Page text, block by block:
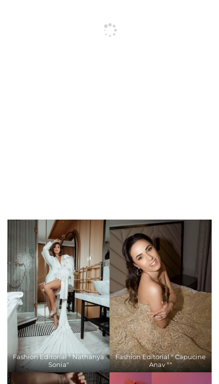
Fashion Editorial " Nathanya
Sonia"
Fashion Editorial " Capucine
Anav ""